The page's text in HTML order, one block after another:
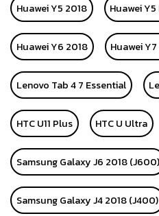
Huawei Y5 2018 Huawei
Huawei Y6 2018 Huawei
Lenovo Tab 4 7 Essential
HTC U11 Plus HTC U Ultra
Samsung Galaxy J6 2018 (J600)
Samsung Galaxy J4 2018 (J400)